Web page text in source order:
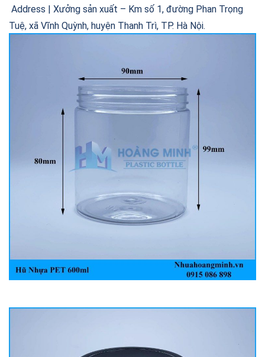
Address | Xưởng sản xuất – Km số 1, đường Phan Trọng
Tuệ, xã Vĩnh Quỳnh, huyện Thanh Trì, TP. Hà Nội.